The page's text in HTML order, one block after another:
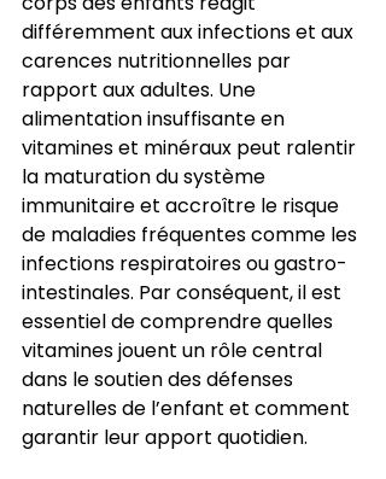
différemment aux infections et aux
carences nutritionnelles par
rapport aux adultes. Une
alimentation insuffisante en
vitamines et minéraux peut ralentir
la maturation du système
immunitaire et accroître le risque
de maladies fréquentes comme les
infections respiratoires ou gastro-
intestinales. Par conséquent, il est
essentiel de comprendre quelles
vitamines jouent un rôle central
dans le soutien des défenses
naturelles de l’enfant et comment
garantir leur apport quotidien.